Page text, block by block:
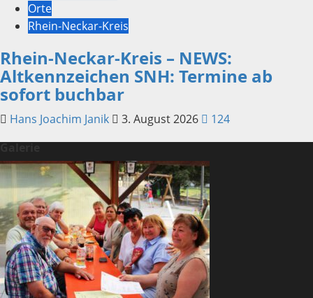
Orte
Rhein-Neckar-Kreis
Rhein-Neckar-Kreis – NEWS:
Altkennzeichen SNH: Termine ab
sofort buchbar
Hans Joachim Janik 3. August 2026
124